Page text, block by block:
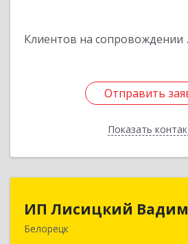
Клиентов на сопровождении
Отправить
Показать
Отправить
Назад
ИП Лисицкий
Белорецк
ИП Лисицкий
453501, Башкортостан